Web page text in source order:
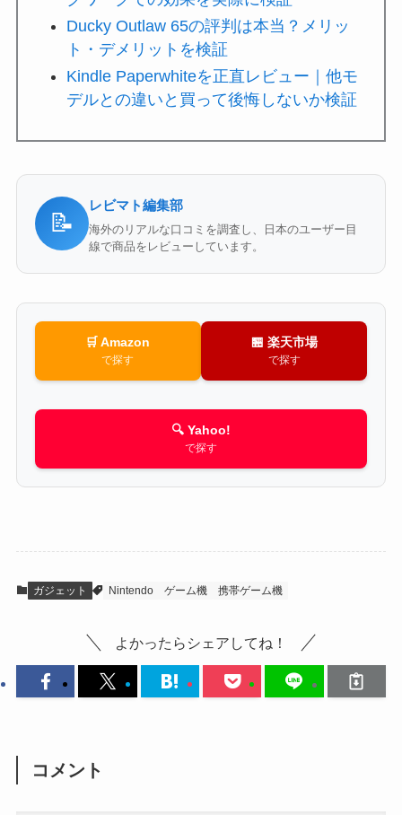
Ducky Outlaw 65の評判は本当？メリッ
ト・デメリットを検証
Kindle Paperwhiteを正直レビュー｜他モ
デルとの違いと買って後悔しないか検証
📝
レビマト編集部
海外のリアルな口コミを調査し、日本のユーザー目
線で商品をレビューしています。
🛒 Amazon
で探す
🏪 楽天市場
で探す
🔍 Yahoo!
で探す
ガジェット Nintendo ゲーム機 携帯ゲーム機
よかったらシェアしてね！
コメント